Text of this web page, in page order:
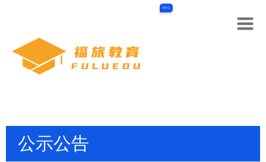
IPV6
公示公告